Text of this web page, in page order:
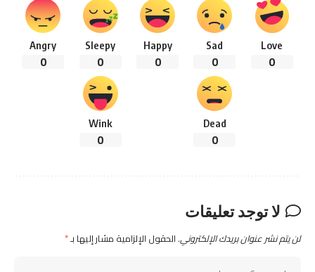
Love
0
Sad
0
Happy
0
Sleepy
0
Angry
0
Dead
0
Wink
0
لا توجد تعليقات
لن يتم نشر عنوان بريدك الإلكتروني. الحقول الإلزامية مشار إليها بـ*